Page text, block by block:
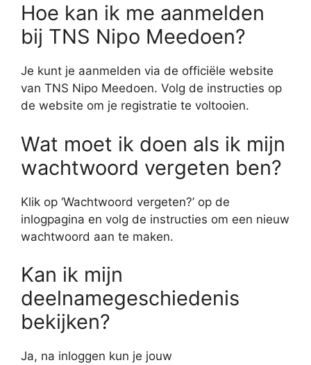
Hoe kan ik me aanmelden
bij TNS Nipo Meedoen?
Je kunt je aanmelden via de officiële website
van TNS Nipo Meedoen. Volg de instructies op
de website om je registratie te voltooien.
Wat moet ik doen als ik mijn
wachtwoord vergeten ben?
Klik op ‘Wachtwoord vergeten?’ op de
inlogpagina en volg de instructies om een nieuw
wachtwoord aan te maken.
Kan ik mijn
deelnamegeschiedenis
bekijken?
Ja, na inloggen kun je jouw